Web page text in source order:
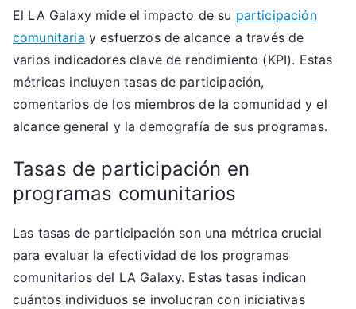
El LA Galaxy mide el impacto de su participación
comunitaria y esfuerzos de alcance a través de
varios indicadores clave de rendimiento (KPI). Estas
métricas incluyen tasas de participación,
comentarios de los miembros de la comunidad y el
alcance general y la demografía de sus programas.
Tasas de participación en
programas comunitarios
Las tasas de participación son una métrica crucial
para evaluar la efectividad de los programas
comunitarios del LA Galaxy. Estas tasas indican
cuántos individuos se involucran con iniciativas